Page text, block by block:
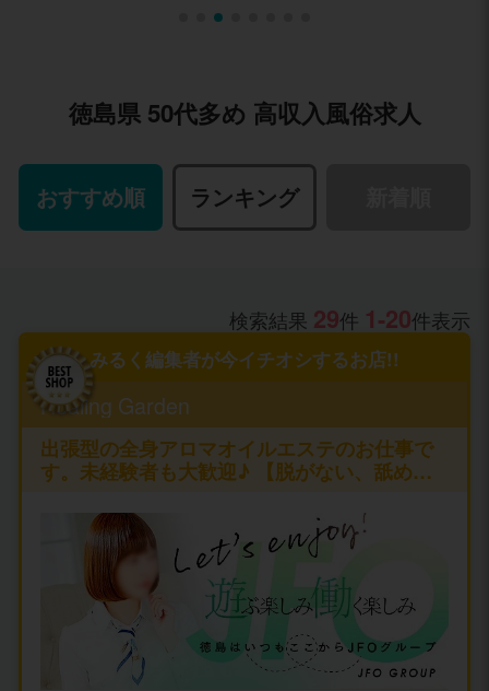
徳島県 50代多め 高収入風俗求人
おすすめ順 ランキング
検索結果 29件 1-20件表示
みるく編集者が今イチオシするお店!!
Healing Garden
出張型の全身アロマオイルエステのお仕事で
す。未経験者も大歓迎♪ 【脱がない、舐めな